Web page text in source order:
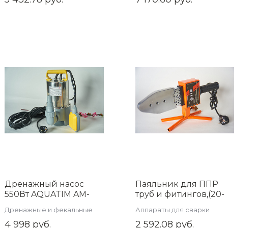
Дренажный насос
550Вт AQUATIM AM-
Дренажные и фекальные
насосы
4 998 руб.
Паяльник для ППР
труб и фитингов,(20-
10
Аппараты для сварки
пластиковых труб
2 592.08 руб.